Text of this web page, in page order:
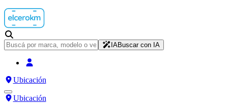
IABuscar con IA
Ubicación
Ubicación